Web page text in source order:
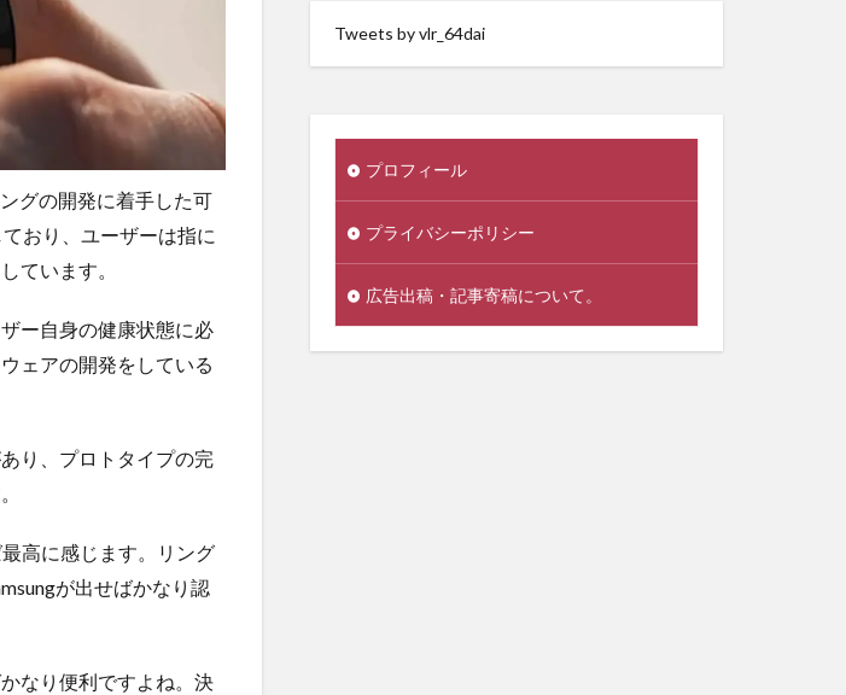
グの開発に着手した可
おり、ユーザーは指に
ています。
ー自身の健康状態に必
ェアの開発をしている
り、プロトタイプの完
高に感じます。リング
が出せばかなり認
なり便利ですよね。決
Tweets by vlr_64dai
プロフィール
プライバシーポリシー
広告出稿・記事寄稿について。